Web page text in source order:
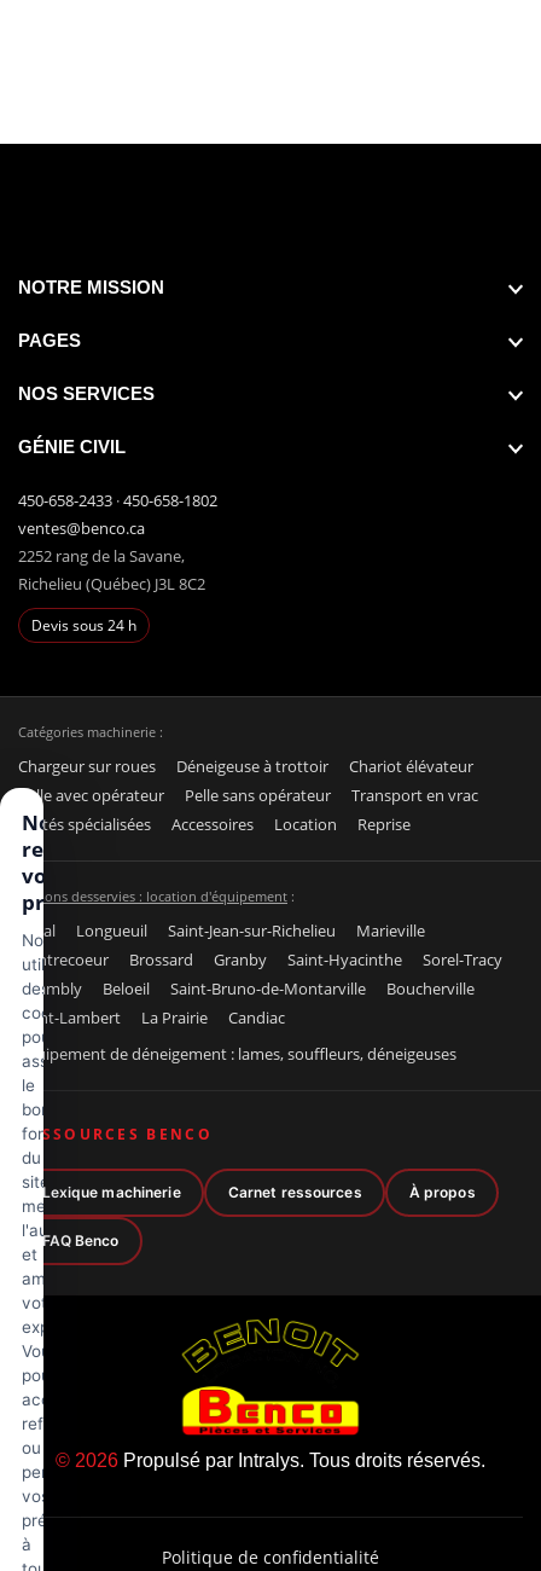
NOTRE MISSION
PAGES
NOS SERVICES
GÉNIE CIVIL
450-658-2433 ·450-658-1802
ventes@benco.ca
2252 rang de la Savane,
Richelieu (Québec) J3L 8C2
Devis sous 24 h
Catégories machinerie :
Chargeur sur roues Déneigeuse à trottoir
Chariot élévateur
Pelle avec opérateur
Pelle sans opérateur
Transport en vrac
Unités spécialisées
Accessoires Location Reprise
Régions desservies : location d'équipement :
Laval Longueuil Saint-Jean-sur-Richelieu
Marieville
Contrecoeur
Brossard Granby Saint-Hyacinthe
Sorel-Tracy
Chambly
Beloeil Saint-Bruno-de-Montarville
Boucherville
Saint-Lambert
La Prairie
Candiac
Équipement de déneigement : lames, souffleurs, déneigeuses
RESSOURCES BENCO
Lexique machinerie Carnet ressources À propos
FAQ Benco
© 2026 Propulsé par Intralys. Tous droits réservés.
Politique de confidentialité
Nous
respectons
votre vie
privée
Nous
utilisons
des
cookies
pour
assurer
le
bon
fonctionnement
du
site,
mesurer
l'audience
et
améliorer
votre
expérience.
Vous
pouvez
accepter,
refuser
ou
personnaliser
vos
préférences
à